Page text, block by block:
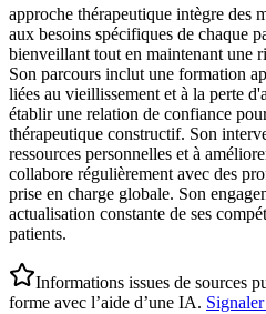
approche thérapeutique intègre des
aux besoins spécifiques de chaque
bienveillant tout en maintenant une
Son parcours inclut une formation
liées au vieillissement et à la perte
établir une relation de confiance
thérapeutique constructif. Son
ressources personnelles et à
collabore régulièrement avec des
prise en charge globale. Son
actualisation constante de ses
patients.
Informations issues de sources
forme avec l’aide d’une IA.